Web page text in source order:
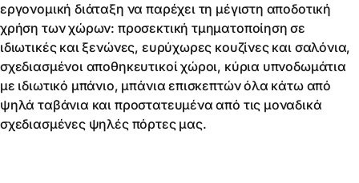
εργονομική διάταξη να παρέχει τη μέγιστη αποδοτική
χρήση των χώρων: προσεκτική τμηματοποίηση σε
ιδιωτικές και ξενώνες, ευρύχωρες κουζίνες και σαλόνια,
σχεδιασμένοι αποθηκευτικοί χώροι, κύρια υπνοδωμάτια
με ιδιωτικό μπάνιο, μπάνια επισκεπτών όλα κάτω από
ψηλά ταβάνια και προστατευμένα από τις μοναδικά
σχεδιασμένες ψηλές πόρτες μας.